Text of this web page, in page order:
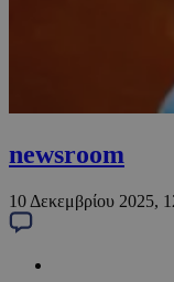
newsroom
10 Δεκεμβρίου 2025,